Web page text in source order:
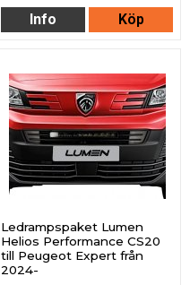
Info Köp
Ledrampspaket Lumen
Helios Performance CS20
till Peugeot Expert från
2024-